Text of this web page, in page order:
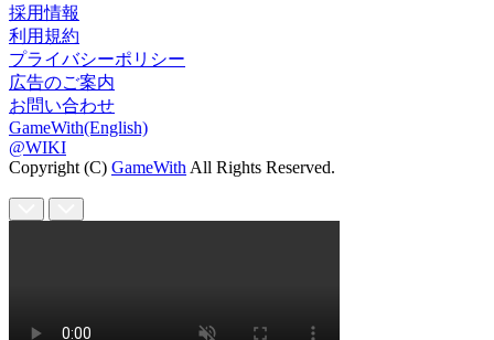
採用情報
利用規約
プライバシーポリシー
広告のご案内
お問い合わせ
GameWith(English)
@WIKI
Copyright (C) GameWith All Rights Reserved.